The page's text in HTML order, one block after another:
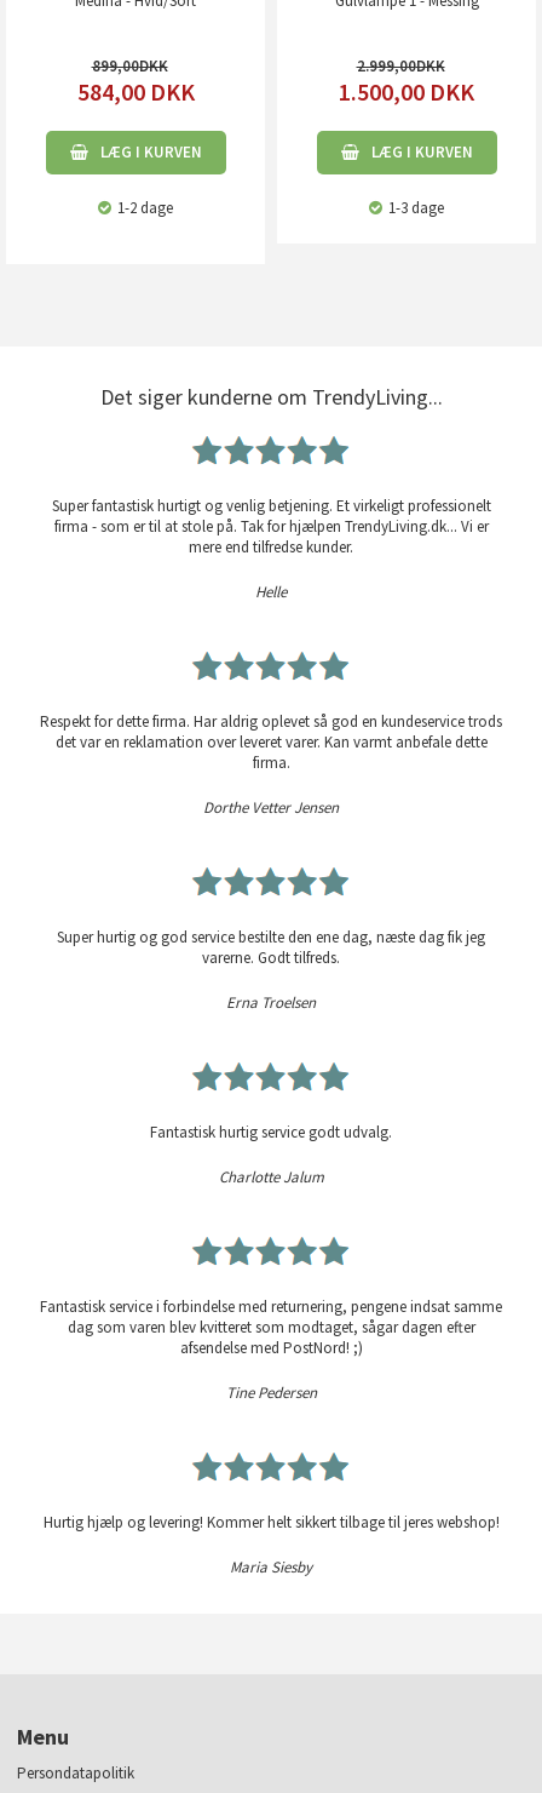
899,00
584,00 DKK
LÆG I KURVEN
1-2 dage
2.999,00
1.500,00 DKK
LÆG I KURVEN
1-3 dage
Det siger kunderne om TrendyLiving...
Super fantastisk hurtigt og venlig betjening. Et virkeligt professionelt
firma - som er til at stole på. Tak for hjælpen TrendyLiving.dk... Vi er
mere end tilfredse kunder.
Helle
Respekt for dette firma. Har aldrig oplevet så god en kundeservice trods
det var en reklamation over leveret varer. Kan varmt anbefale dette
firma.
Dorthe Vetter Jensen
Super hurtig og god service bestilte den ene dag, næste dag fik jeg
varerne. Godt tilfreds.
Erna Troelsen
Fantastisk hurtig service godt udvalg.
Charlotte Jalum
Fantastisk service i forbindelse med returnering, pengene indsat samme
dag som varen blev kvitteret som modtaget, sågar dagen efter
afsendelse med PostNord! ;)
Tine Pedersen
Hurtig hjælp og levering! Kommer helt sikkert tilbage til jeres webshop!
Maria Siesby
Menu
Persondatapolitik